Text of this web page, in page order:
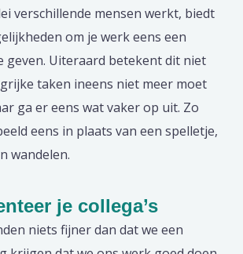
verschillende mensen werkt, biedt
om je werk eens een
geven. Uiteraard betekent dit niet
taken ineens niet meer moet
ga er eens wat vaker op uit. Zo
eens in plaats van een spelletje,
wandelen.
je collega’s
niets fijner dan dat we een